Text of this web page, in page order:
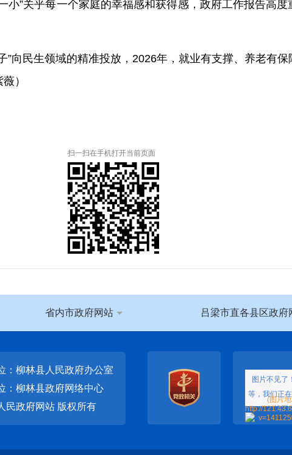
小”关乎每一个家庭的幸福感和获得感，政府工作报告高
”向民生领域的精准投放，2026年，就业有支撑、养老有
）
扫一扫在手机打开当前页面
省内市政府网站 吕梁市直各县区政府
：柳林县人民政府办公室
：柳林县政府网络中心
民政府网站 版权所有